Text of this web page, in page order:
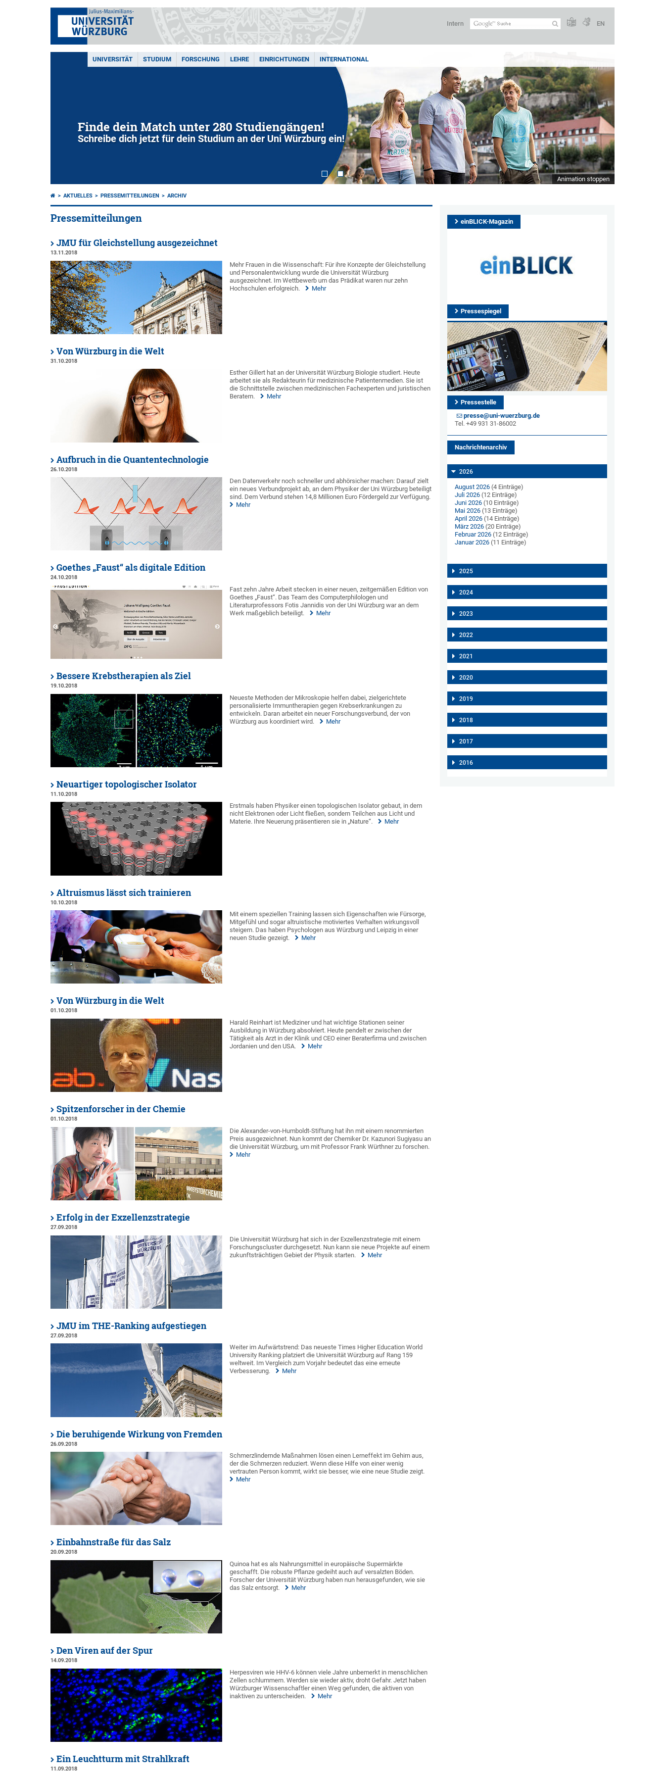
Intern EN
UNIVERSITÄT STUDIUM FORSCHUNG LEHRE EINRICHTUNGEN INTERNATIONAL
Finde dein Match unter 280 Studiengängen!
Schreibe dich jetzt für dein Studium an der Uni Würzburg ein!
Animation stoppen
AKTUELLES PRESSEMITTEILUNGEN ARCHIV
Pressemitteilungen
JMU für Gleichstellung ausgezeichnet
13.11.2018
Mehr Frauen in die Wissenschaft: Für ihre Konzepte der Gleichstellung
und Personalentwicklung wurde die Universität Würzburg
ausgezeichnet. Im Wettbewerb um das Prädikat waren nur zehn
Hochschulen erfolgreich.
Mehr
Von Würzburg in die Welt
31.10.2018
Esther Gillert hat an der Universität Würzburg Biologie studiert. Heute
arbeitet sie als Redakteurin für medizinische Patientenmedien. Sie ist
die Schnittstelle zwischen medizinischen Fachexperten und juristischen
Beratern.
Mehr
Aufbruch in die Quantentechnologie
26.10.2018
Den Datenverkehr noch schneller und abhörsicher machen: Darauf zielt
ein neues Verbundprojekt ab, an dem Physiker der Uni Würzburg beteiligt
sind. Dem Verbund stehen 14,8 Millionen Euro Fördergeld zur Verfügung.
Mehr
Goethes „Faust“ als digitale Edition
24.10.2018
Fast zehn Jahre Arbeit stecken in einer neuen, zeitgemäßen Edition von
Goethes „Faust“. Das Team des Computerphilologen und
Literaturprofessors Fotis Jannidis von der Uni Würzburg war an dem
Werk maßgeblich beteiligt.
Mehr
Bessere Krebstherapien als Ziel
19.10.2018
Neueste Methoden der Mikroskopie helfen dabei, zielgerichtete
personalisierte Immuntherapien gegen Krebserkrankungen zu
entwickeln. Daran arbeitet ein neuer Forschungsverbund, der von
Würzburg aus koordiniert wird.
Mehr
Neuartiger topologischer Isolator
11.10.2018
Erstmals haben Physiker einen topologischen Isolator gebaut, in dem
nicht Elektronen oder Licht fließen, sondern Teilchen aus Licht und
Materie. Ihre Neuerung präsentieren sie in „Nature“.
Mehr
Altruismus lässt sich trainieren
10.10.2018
Mit einem speziellen Training lassen sich Eigenschaften wie Fürsorge,
Mitgefühl und sogar altruistische motiviertes Verhalten wirkungsvoll
steigern. Das haben Psychologen aus Würzburg und Leipzig in einer
neuen Studie gezeigt.
Mehr
Von Würzburg in die Welt
01.10.2018
Harald Reinhart ist Mediziner und hat wichtige Stationen seiner
Ausbildung in Würzburg absolviert. Heute pendelt er zwischen der
Tätigkeit als Arzt in der Klinik und CEO einer Beraterfirma und zwischen
Jordanien und den USA.
Mehr
Spitzenforscher in der Chemie
01.10.2018
Die Alexander-von-Humboldt-Stiftung hat ihn mit einem renommierten
Preis ausgezeichnet. Nun kommt der Chemiker Dr. Kazunori Sugiyasu an
die Universität Würzburg, um mit Professor Frank Würthner zu forschen.
Mehr
Erfolg in der Exzellenzstrategie
27.09.2018
Die Universität Würzburg hat sich in der Exzellenzstrategie mit einem
Forschungscluster durchgesetzt. Nun kann sie neue Projekte auf einem
zukunftsträchtigen Gebiet der Physik starten.
Mehr
JMU im THE-Ranking aufgestiegen
27.09.2018
Weiter im Aufwärtstrend: Das neueste Times Higher Education World
University Ranking platziert die Universität Würzburg auf Rang 159
weltweit. Im Vergleich zum Vorjahr bedeutet das eine erneute
Verbesserung.
Mehr
Die beruhigende Wirkung von Fremden
26.09.2018
Schmerzlindernde Maßnahmen lösen einen Lerneffekt im Gehirn aus,
der die Schmerzen reduziert. Wenn diese Hilfe von einer wenig
vertrauten Person kommt, wirkt sie besser, wie eine neue Studie zeigt.
Mehr
Einbahnstraße für das Salz
20.09.2018
Quinoa hat es als Nahrungsmittel in europäische Supermärkte
geschafft. Die robuste Pflanze gedeiht auch auf versalzten Böden.
Forscher der Universität Würzburg haben nun herausgefunden, wie sie
das Salz entsorgt.
Mehr
Den Viren auf der Spur
14.09.2018
Herpesviren wie HHV-6 können viele Jahre unbemerkt in menschlichen
Zellen schlummern. Werden sie wieder aktiv, droht Gefahr. Jetzt haben
Würzburger Wissenschaftler einen Weg gefunden, die aktiven von
inaktiven zu unterscheiden.
Mehr
Ein Leuchtturm mit Strahlkraft
11.09.2018
einBLICK-Magazin
Pressespiegel
Pressestelle
presse@uni-wuerzburg.de
Tel. +49 931 31-86002
Nachrichtenarchiv
2026
August 2026(4 Einträge)
Juli 2026(12 Einträge)
Juni 2026(10 Einträge)
Mai 2026(13 Einträge)
April 2026(14 Einträge)
März 2026(20 Einträge)
Februar 2026(12 Einträge)
Januar 2026(11 Einträge)
2025
2024
2023
2022
2021
2020
2019
2018
2017
2016